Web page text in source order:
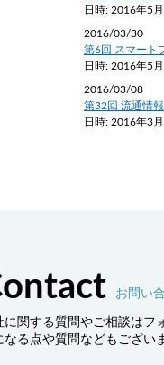
日時: 2016年5
2016/03/30
第6回 スマート
日時: 2016年5
2016/03/08
第32回 流通情
日時: 2016年3
お問い
に関する質問やご相談はフ
なる点や質問などもござい